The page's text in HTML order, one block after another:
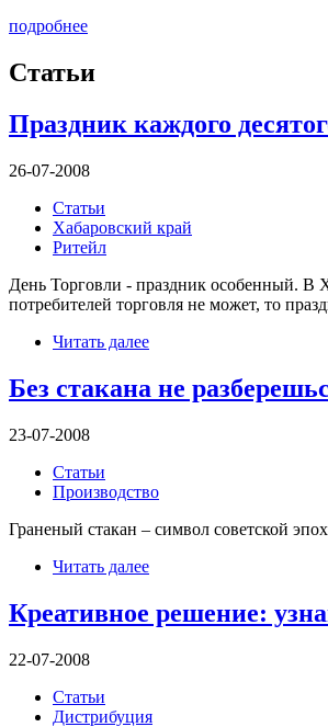
подробнее
Статьи
Праздник каждого
26-07-2008
Статьи
Хабаровский край
Ритейл
День Торговли - праздник особенный. В
потребителей торговля не может, то
Читать далее
Без стакана не
23-07-2008
Статьи
Производство
Граненый стакан – символ советской
Читать далее
Креативное решение:
22-07-2008
Статьи
Дистрибуция